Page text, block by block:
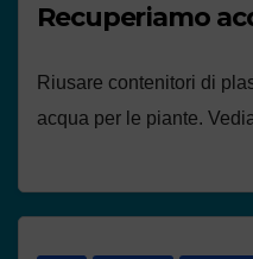
Recuperiamo
Riusare contenitori di
acqua per le piante.